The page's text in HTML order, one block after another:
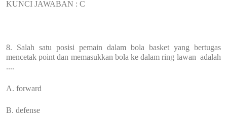
KUNCI JAWABAN : C
8. Salah satu posisi pemain dalam bola basket yang bertugas
mencetak point dan memasukkan bola ke dalam ring lawan adalah
....
A. forward
B. defense